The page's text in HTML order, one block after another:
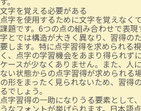
文字を覚える必要がある
点字を使用するために文字を覚えなく
課題です。6つの点の組み合わせで表
字とでは構造が大きく異なり、習得の
要します。特に点字習得を求められる
く、点字の学習機会をあまり得られず
ケースが少なくありません。また、人
ない状態からの点字習得が求められる
の形をまったく見られないため、習得
るでしょう。
点字習得の一助になりうる要素として
うなフォントが挙げられます。日本語